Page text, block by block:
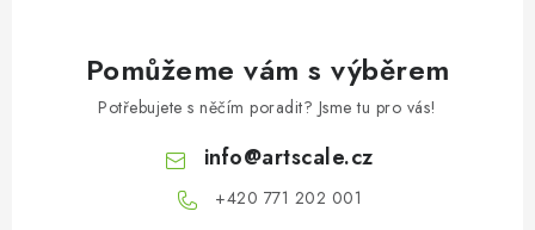
Pomůžeme vám s výběrem
Potřebujete s něčím poradit? Jsme tu pro vás!
info@artscale.cz
+420 771 202 001​